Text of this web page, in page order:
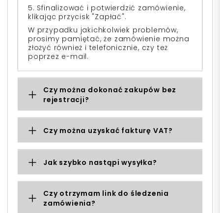
5. Sfinalizować i potwierdzić zamówienie,
klikając przycisk "Zapłać".
W przypadku jakichkolwiek problemów,
prosimy pamiętać, że zamówienie można
złożyć również i telefonicznie, czy też
poprzez e-mail.
Czy można dokonać zakupów bez
rejestracji?
Czy można uzyskać fakturę VAT?
Jak szybko nastąpi wysyłka?
Czy otrzymam link do śledzenia
zamówienia?